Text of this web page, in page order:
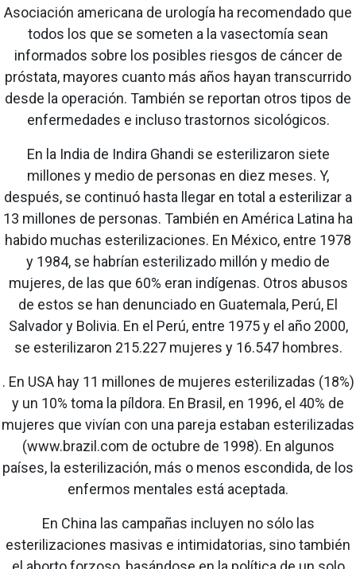
Asociación americana de urología ha recomendado que
todos los que se someten a la vasectomía sean
informados sobre los posibles riesgos de cáncer de
próstata, mayores cuanto más años hayan transcurrido
desde la operación. También se reportan otros tipos de
enfermedades e incluso trastornos sicológicos.
En la India de Indira Ghandi se esterilizaron siete
millones y medio de personas en diez meses. Y,
después, se continuó hasta llegar en total a esterilizar a
13 millones de personas. También en América Latina ha
habido muchas esterilizaciones. En México, entre 1978
y 1984, se habrían esterilizado millón y medio de
mujeres, de las que 60% eran indígenas. Otros abusos
de estos se han denunciado en Guatemala, Perú, El
Salvador y Bolivia. En el Perú, entre 1975 y el año 2000,
se esterilizaron 215.227 mujeres y 16.547 hombres.
. En USA hay 11 millones de mujeres esterilizadas (18%)
y un 10% toma la píldora. En Brasil, en 1996, el 40% de
mujeres que vivían con una pareja estaban esterilizadas
(www.brazil.com de octubre de 1998). En algunos
países, la esterilización, más o menos escondida, de los
enfermos mentales está aceptada.
En China las campañas incluyen no sólo las
esterilizaciones masivas e intimidatorias, sino también